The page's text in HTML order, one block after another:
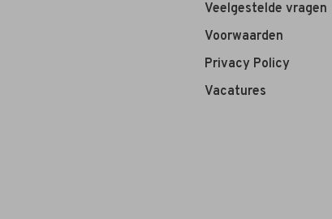
Veelgestelde vragen
Voorwaarden
Privacy Policy
Vacatures